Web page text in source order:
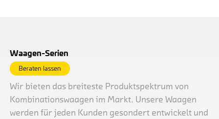
Waagen-Serien
Beraten lassen
Wir bieten das breiteste Produktspektrum von
Kombinationswaagen im Markt. Unsere Waagen
werden für jeden Kunden gesondert entwickelt und